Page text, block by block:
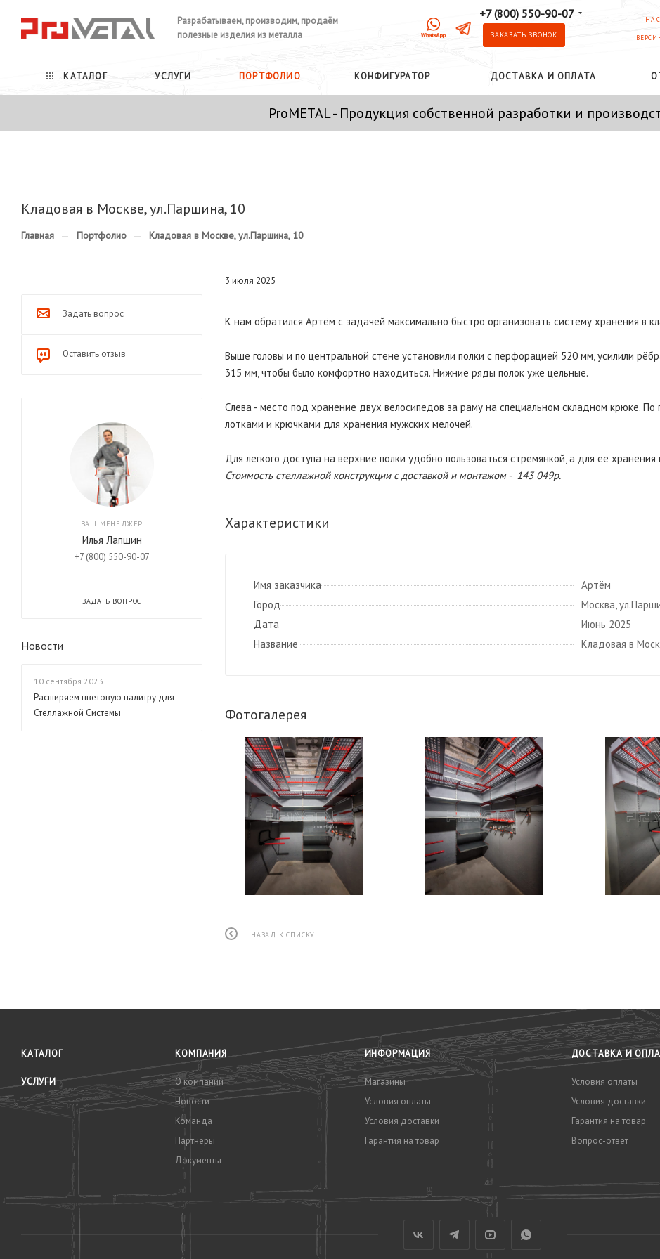
Разрабатываем, производим, продаём
полезные изделия из металла
+7 (800) 550-90-07
ЗАКАЗАТЬ ЗВОНОК
НА
КАТАЛОГ УСЛУГИ ПОРТФОЛИО КОНФИГУРАТОР ДОСТАВКА И ОПЛАТА
ProMETAL - Продукция собственной разработки и
Кладовая в Москве, ул.Паршина, 10
Главная — Портфолио — Кладовая в Москве, ул.Паршина, 10
3 июля 2025
К нам обратился Артём с задачей максимально быстро организовать систему хранения в
Выше головы и по центральной стене установили полки с перфорацией 520 мм, усилили
315 мм, чтобы было комфортно находиться. Нижние ряды полок уже цельные.
Слева - место под хранение двух велосипедов за раму на специальном складном крюке.
лотками и крючками для хранения мужских мелочей.
Для легкого доступа на верхние полки удобно пользоваться стремянкой, а для ее
Стоимость стеллажной конструкции с доставкой и монтажом -143 049р.
Характеристики
Имя заказчика
Артём
Город
Москва,
Дата
Июнь 2025
Название
Кладовая в
Фотогалерея
НАЗАД К СПИСКУ
Задать вопрос
Оставить отзыв
ВАШ МЕНЕДЖЕР
Илья Лапшин
+7 (800) 550-90-07
ЗАДАТЬ ВОПРОС
Новости
10 сентября 2023
Расширяем цветовую палитру для
Стеллажной Системы
КАТАЛОГ
УСЛУГИ
КОМПАНИЯ
О компании
Новости
Команда
Партнеры
Документы
ИНФОРМАЦИЯ
Магазины
Условия оплаты
Условия доставки
Гарантия на товар
ДОСТАВКА И
Условия оплаты
Условия доставки
Гарантия на товар
Вопрос-ответ